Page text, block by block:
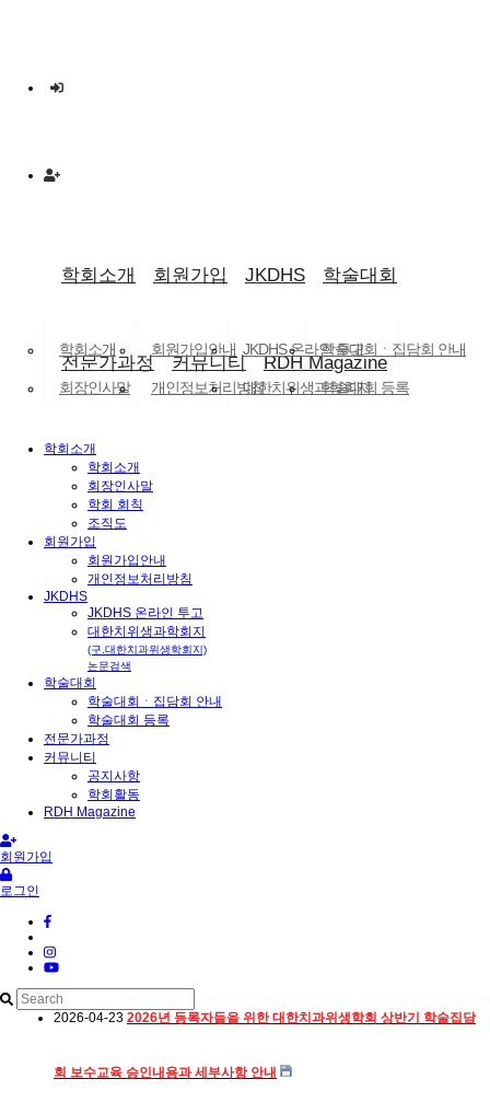
LANGUAGE
닫기
학회소개
학회소개
회장인사말
조직도
회원가입
회원가입안내
개인정보처리방침
JKDHS
JKDHS 온라인 투고
대한치위생과학회지
학술대회
학술대회ㆍ집담회 안내
학술대회 등록
전문가과정 커뮤니티 RDH Magazine
학회소개
학회소개
회장인사말
학회 회칙
조직도
회원가입
회원가입안내
개인정보처리방침
JKDHS
JKDHS 온라인 투고
대한치위생과학회지
(구.대한치과위생학회지)
논문검색
학술대회
학술대회ㆍ집담회 안내
학술대회 등록
전문가과정
커뮤니티
공지사항
학회활동
RDH Magazine
회원가입
로그인
대한치과위생학회
공지
시고 계실텐 데 이글 확인하세요
2026-04-23 2026년 등록자들을 위한 대한치과위생학회 상반기 학술집담
회 보수교육 승인내용과 세부사항 안내